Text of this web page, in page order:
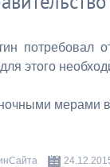
потребовал
этого
мерами